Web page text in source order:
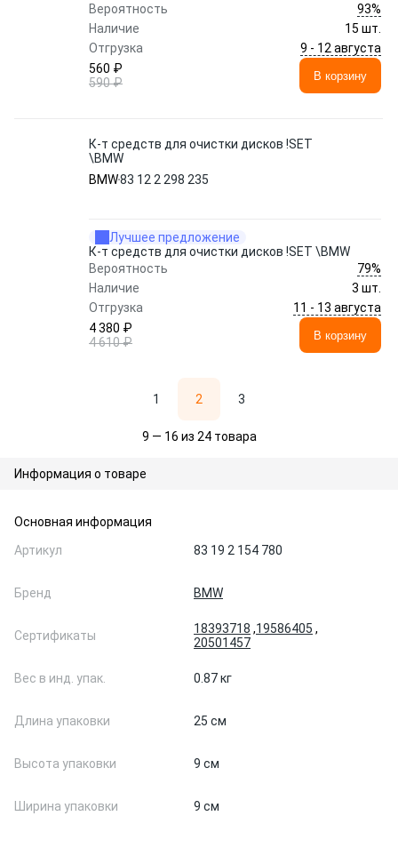
Вероятность
93%
Наличие
15 шт.
Отгрузка
9 - 12 августа
560 ₽
590 ₽
В корзину
К-т средств для очистки дисков !SET
\BMW
BMW83 12 2 298 235
Лучшее предложение
К-т средств для очистки дисков !SET \BMW
Вероятность
79%
Наличие
3 шт.
Отгрузка
11 - 13 августа
4 380 ₽
4 610 ₽
В корзину
1 2 3
9 — 16 из 24 товара
Информация о товаре
Основная информация
Артикул
83 19 2 154 780
Бренд BMW
Сертификаты 18393718 ,19586405 ,
20501457
Вес в инд. упак. 0.87 кг
Длина упаковки 25 см
Высота упаковки 9 см
Ширина упаковки 9 см